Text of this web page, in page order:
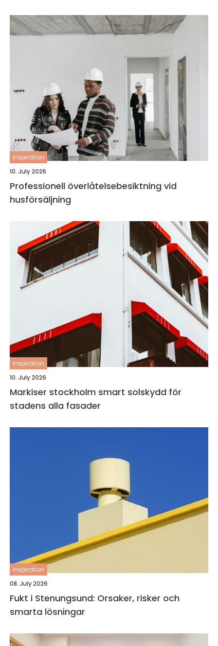
inspiration
10. July 2026
Professionell överlåtelsebesiktning vid
husförsäljning
inspiration
10. July 2026
Markiser stockholm smart solskydd för
stadens alla fasader
inspiration
08. July 2026
Fukt i Stenungsund: Orsaker, risker och
smarta lösningar